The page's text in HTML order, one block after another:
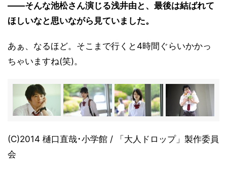
――そんな池松さん演じる浅井由と、最後は結ばれて
ほしいなと思いながら見ていました。
あぁ、なるほど。そこまで行くと4時間ぐらいかかっ
ちゃいますね(笑)。
(C)2014 樋口直哉･小学館 / 「大人ドロップ」製作委員
会